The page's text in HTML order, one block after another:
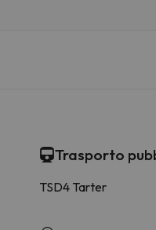
Trasporto
TSD4 Tarter